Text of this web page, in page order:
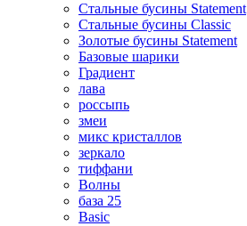
Стальные бусины Statement
Стальные бусины Classic
Золотые бусины Statement
Базовые шарики
Градиент
лава
россыпь
змеи
микс кристаллов
зеркало
тиффани
Волны
база 25
Basic